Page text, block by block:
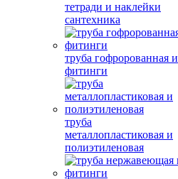
тетради и наклейки
сантехника
труба гофророванная и
фитинги
труба
металлопластиковая и
полиэтиленовая